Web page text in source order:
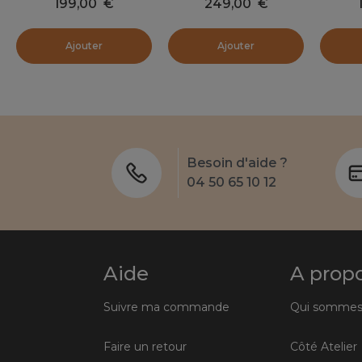
Malika Beige sable
199,00 €
Ajouter
Ecru
249,00 €
Ajouter
Besoin d'aide ?
04 50 65 10 12
Aide
Suivre ma commande
Faire un retour
A
Qui
Côté Atelier